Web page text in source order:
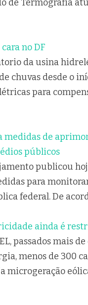
de Termografia
no DF
da usina
chuvas desde o
para
medidas de
públicos
publicou
para
federal. De
ainda é
passados mais
menos de 300
microgeração